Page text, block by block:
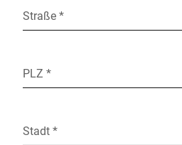
Straße *
PLZ *
Stadt *